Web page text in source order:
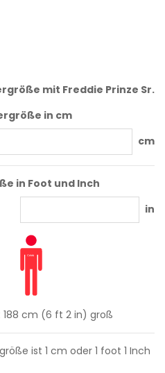
mit Freddie Prinze Sr.
in cm
cm
in Foot und Inch
in
188 cm (6 ft 2 in) groß
ist 1 cm oder 1 foot 1 Inch